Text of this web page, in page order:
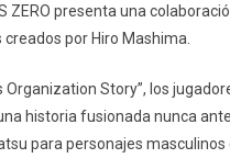
ZERO presenta una
por Hiro Mashima.
Story”, los
historia fusionada nunca
para personajes